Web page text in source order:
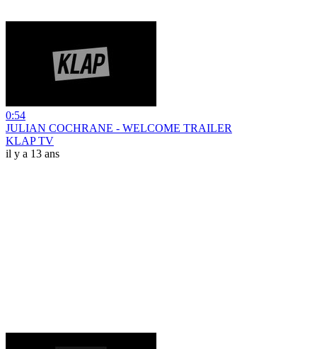
0:54
JULIAN COCHRANE - WELCOME TRAILER
KLAP TV
il y a 13 ans